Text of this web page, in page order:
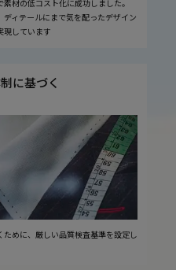
材の低コスト化に成功しました。
ィテールにまで気を配ったデザイン
現しています
に基づく
めに、厳しい品質検査基準を設定し